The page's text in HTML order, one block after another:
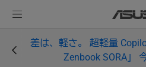
差は、軽さ。 超軽量
Zenbook SORA」